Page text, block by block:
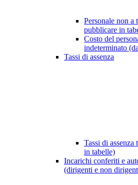
Personale non a
pubblicare in
Costo del
indeterminato
Tassi di assenza
Tassi di
in tabelle)
Incarichi conferiti e
(dirigenti e non